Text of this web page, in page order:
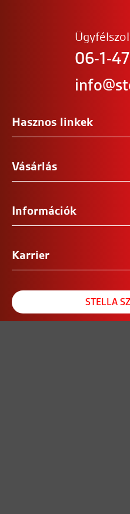
06-1-
Hasznos linkek
Vásárlás
Információk
Karrier
STELLA